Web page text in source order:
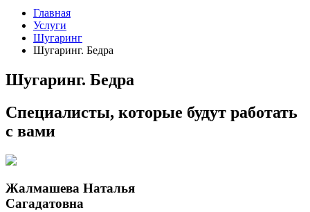
Главная
Услуги
Шугаринг
Шугаринг. Бедра
Шугаринг. Бедра
Специалисты, которые будут работать
с вами
Жалмашева Наталья
Сагадатовна